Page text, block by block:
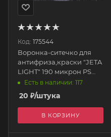
Код: 175544
Воронка-ситечко для
антифриза,краски "JETA
LIGHT" 190 микрон PS
596190 JETAPRO
Есть в наличии: 117
20 ₽/штука
В КОРЗИНУ